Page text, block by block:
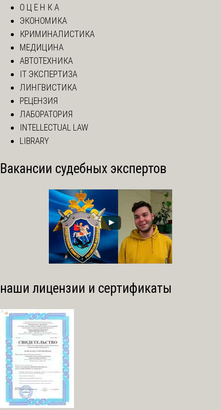
О Ц Е Н К А
ЭКОНОМИКА
КРИМИНАЛИСТИКА
МЕДИЦИНА
АВТОТЕХНИКА
IT ЭКСПЕРТИЗА
ЛИНГВИСТИКА
РЕЦЕНЗИЯ
ЛАБОРАТОРИЯ
INTELLECTUAL LAW
LIBRARY
Вакансии судебных экспертов
наши лицензии и сертификаты